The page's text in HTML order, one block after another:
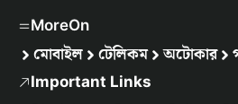
MoreOn
মোবাইল টেলিকম অটোকার
Important Links